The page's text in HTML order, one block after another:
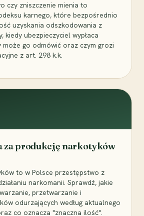
czy zniszczenie mienia to
karnego, które bezpośrednio
uzyskania odszkodowania z
kiedy ubezpieczyciel wypłaca
może go odmówić oraz czym grozi
z art. 298 k.k.
za produkcję narkotyków
to w Polsce przestępstwo z
narkomanii. Sprawdź, jakie
przetwarzanie i
odurzających według aktualnego
co oznacza "znaczna ilość".